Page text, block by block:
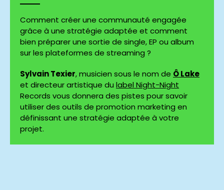
Comment créer une communauté engagée
grâce à une stratégie adaptée et comment
bien préparer une sortie de single, EP ou album
sur les plateformes de streaming ?
Sylvain Texier, musicien sous le nom de Ô Lake
et directeur artistique du label Night-Night
Records vous donnera des pistes pour savoir
utiliser des outils de promotion marketing en
définissant une stratégie adaptée à votre
projet.